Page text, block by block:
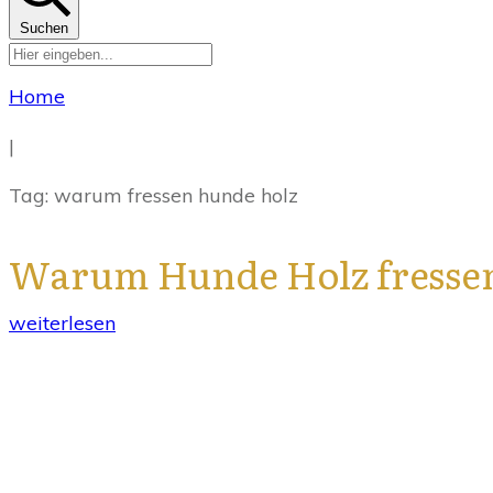
Suchen
Home
|
Tag: warum fressen hunde holz
Warum Hunde Holz
weiterlesen